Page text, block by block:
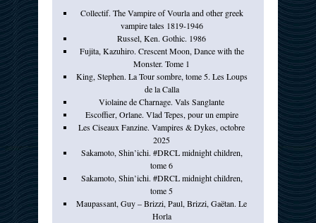
Collectif. The Vampire of Vourla and other greek
vampire tales 1819-1946
Russel, Ken. Gothic. 1986
Fujita, Kazuhiro. Crescent Moon, Dance with the
Monster. Tome 1
King, Stephen. La Tour sombre, tome 5. Les Loups
de la Calla
Violaine de Charnage. Vals Sanglante
Escoffier, Orlane. Vlad Tepes, pour un empire
Les Ciseaux Fanzine. Vampires & Dykes, octobre
2025
Sakamoto, Shin’ichi. #DRCL midnight children,
tome 6
Sakamoto, Shin’ichi. #DRCL midnight children,
tome 5
Maupassant, Guy – Brizzi, Paul, Brizzi, Gaëtan. Le
Horla